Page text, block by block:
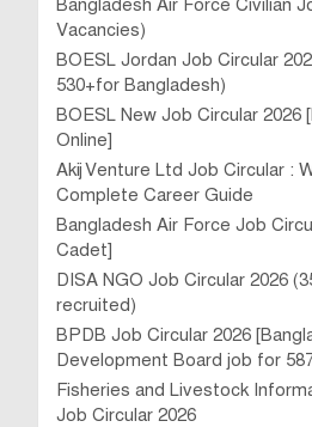
Bangladesh Air Force Civilian
Vacancies)
BOESL Jordan Job Circular
530+for Bangladesh)
BOESL New Job Circular
Online]
Akij Venture Ltd Job Circular :
Complete Career Guide
Bangladesh Air Force Job
Cadet]
DISA NGO Job Circular 2026
recruited)
BPDB Job Circular 2026
Development Board job for
Fisheries and Livestock
Job Circular 2026